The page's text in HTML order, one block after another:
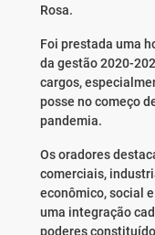
Rosa.
Foi prestada uma
da gestão 2020-
cargos,
posse no começo
pandemia.
Os oradores
comerciais,
econômico, social
uma integração
poderes